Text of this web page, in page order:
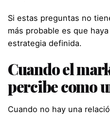
Si estas preguntas no
más probable es que
estrategia definida.
Cuando el
percibe como
Cuando no hay una